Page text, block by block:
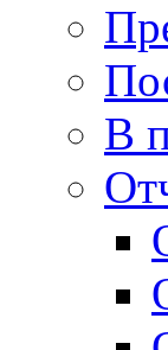
В